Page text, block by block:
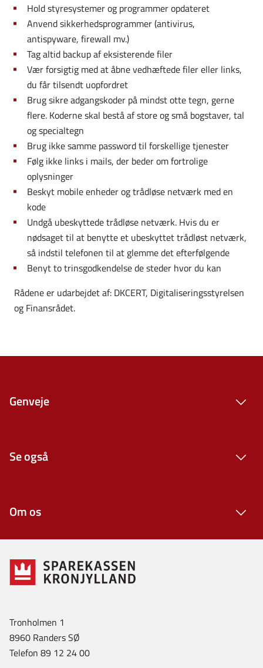
Hold styresystemer og programmer opdateret
Anvend sikkerhedsprogrammer (antivirus,
antispyware, firewall mv.)
Tag altid backup af eksisterende filer
Vær forsigtig med at åbne vedhæftede filer eller links,
du får tilsendt uopfordret
Brug sikre adgangskoder på mindst otte tegn, gerne
flere. Koderne skal bestå af store og små bogstaver, tal
og specialtegn
Brug ikke samme password til forskellige tjenester
Følg ikke links i mails, der beder om fortrolige
oplysninger
Beskyt mobile enheder og trådløse netværk med en
kode
Undgå ubeskyttede trådløse netværk. Hvis du er
nødsaget til at benytte et ubeskyttet trådløst netværk,
så indstil telefonen til at glemme det efterfølgende
Benyt to trinsgodkendelse de steder hvor du kan
Rådene er udarbejdet af: DKCERT, Digitaliseringsstyrelsen
og Finansrådet.
Genveje
Se også
Om os
Tronholmen 1
8960 Randers SØ
Telefon 89 12 24 00